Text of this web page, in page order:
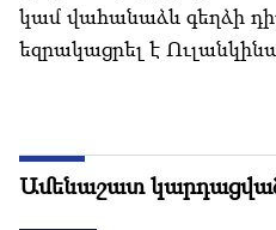
կամ վահանաձև գեղձի
եզրակացրել է
Ամենաշատ